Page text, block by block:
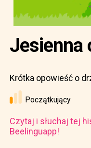
Jesienna
Krótka opowieść o
Początkujący
Czytaj i słuchaj tej
Beelinguapp!